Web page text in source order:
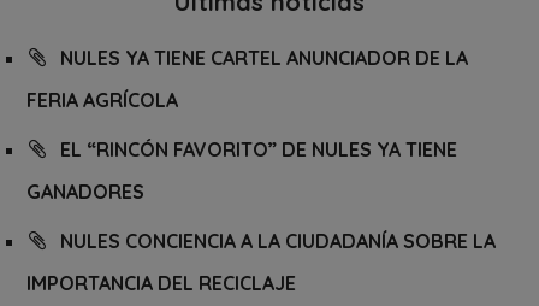
NULES YA TIENE CARTEL ANUNCIADOR DE LA
FERIA AGRÍCOLA
EL “RINCÓN FAVORITO” DE NULES YA TIENE
GANADORES
NULES CONCIENCIA A LA CIUDADANÍA SOBRE LA
IMPORTANCIA DEL RECICLAJE